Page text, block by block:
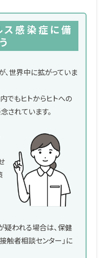
感染症に備
、世界中に拡がっていま
でもヒトからヒトへの
されています。
疑われる場合は、保健
触者相談センター」に